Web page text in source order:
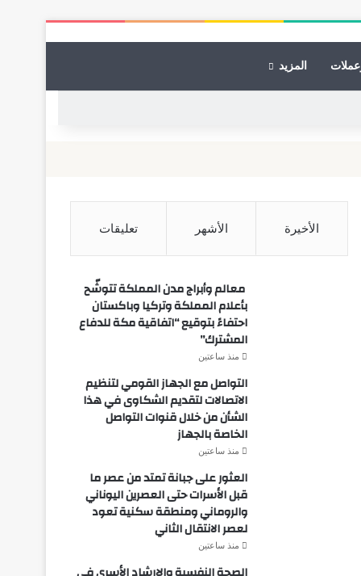
المزيد
الأخيرة الأشهر تعليقات
معالم وأبراج مدن المملكة تتوشّح
بأعلام المملكة وتركيا وباكستان
احتفاءً بتوقيع “اتفاقية مكة للدفاع
المشترك”
منذ ساعتين
التواصل مع الجهاز القومي لتنظيم
الاتصالات لتقديم الشكاوى في هذا
الشأن من خلال قنوات التواصل
الخاصة بالجهاز
منذ ساعتين
العثور على جبانة تمتد من عصر ما
قبل الأسرات حتى العصرين اليوناني
والروماني ومنطقة سكنية تعود
لعصر الانتقال الثاني
منذ ساعتين